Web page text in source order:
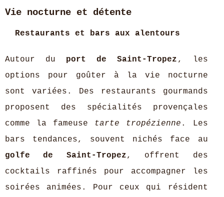
Vie nocturne et détente
Restaurants et bars aux alentours
Autour du port de Saint-Tropez , les
options pour goûter à la vie nocturne
sont variées. Des restaurants gourmands
proposent des spécialités provençales
comme la fameuse tarte tropézienne . Les
bars tendances, souvent nichés face au
golfe de Saint-Tropez, offrent des
cocktails raffinés pour accompagner les
soirées animées. Pour ceux qui résident